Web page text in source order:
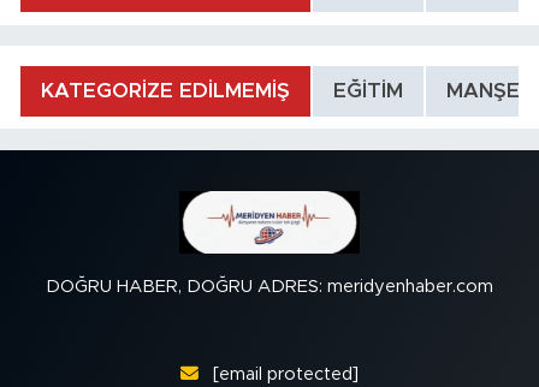
KATEGORİZE EDİLMEMİŞ EĞİTİM MANŞET
DOĞRU HABER, DOĞRU ADRES: meridyenhaber.com
[email protected]